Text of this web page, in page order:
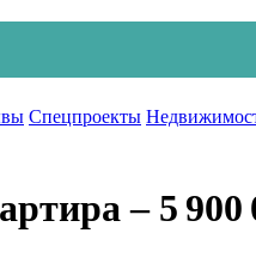
Спецпроекты
‒ 5 900